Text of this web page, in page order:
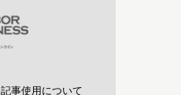
記事使用について